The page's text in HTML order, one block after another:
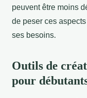
peuvent être moins
de peser ces
ses besoins.
Outils de
pour